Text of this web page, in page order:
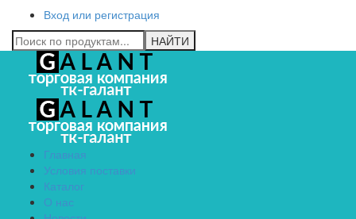
Вход или регистрация
Главная
Условия поставки
Каталог
О нас